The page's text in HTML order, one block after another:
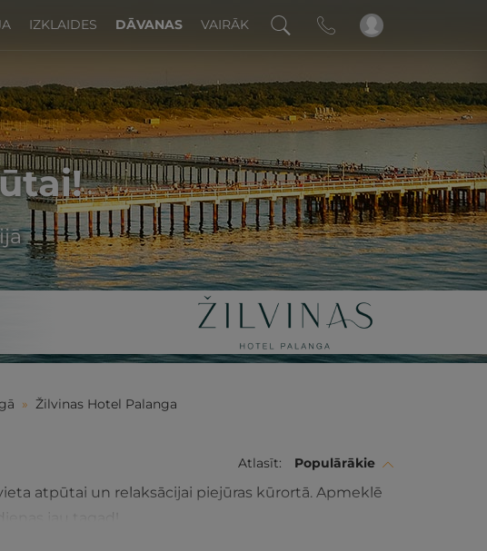
IZKLAIDES DĀVANAS VAIRĀK
» Žilvinas Hotel Palanga
Atlasīt: Populārākie
atpūtai un relaksācijai piejūras kūrortā. Apmeklē